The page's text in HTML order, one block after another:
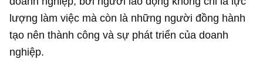
lượng làm việc mà còn là những người đồng hành
tạo nên thành công và sự phát triển của doanh
nghiệp.